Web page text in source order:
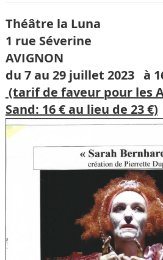
Théâtre la Luna
1 rue Séverine
AVIGNON
du 7 au 29 juillet 2023 à
(tarif de faveur pour les
Sand: 16 € au lieu de 23 €)